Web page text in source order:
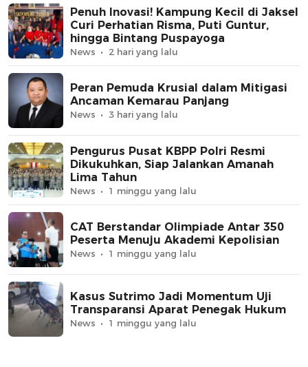
Penuh Inovasi! Kampung Kecil di Jaksel
Curi Perhatian Risma, Puti Guntur,
hingga Bintang Puspayoga
News 2 hari yang lalu
Peran Pemuda Krusial dalam Mitigasi
Ancaman Kemarau Panjang
News 3 hari yang lalu
Pengurus Pusat KBPP Polri Resmi
Dikukuhkan, Siap Jalankan Amanah
Lima Tahun
News 1 minggu yang lalu
CAT Berstandar Olimpiade Antar 350
Peserta Menuju Akademi Kepolisian
News 1 minggu yang lalu
Kasus Sutrimo Jadi Momentum Uji
Transparansi Aparat Penegak Hukum
News 1 minggu yang lalu